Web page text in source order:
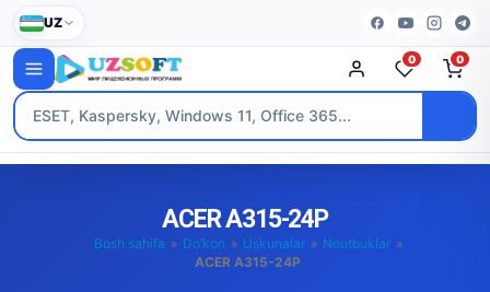
UZ
0 0
ACER A315-24P
Bosh sahifa » Do’kon » Uskunalar » Noutbuklar »
ACER A315-24P